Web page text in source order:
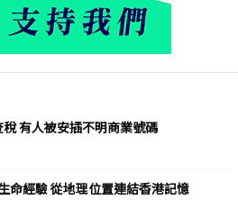
有人被安插不明商業號碼
命經驗 從地理位置連結香港記憶